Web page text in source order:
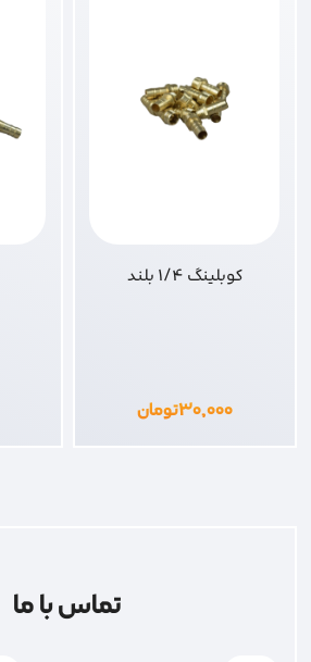
کوبلینگ 1/4 بلند
۳۰,۰۰۰تومان
تماس با ما